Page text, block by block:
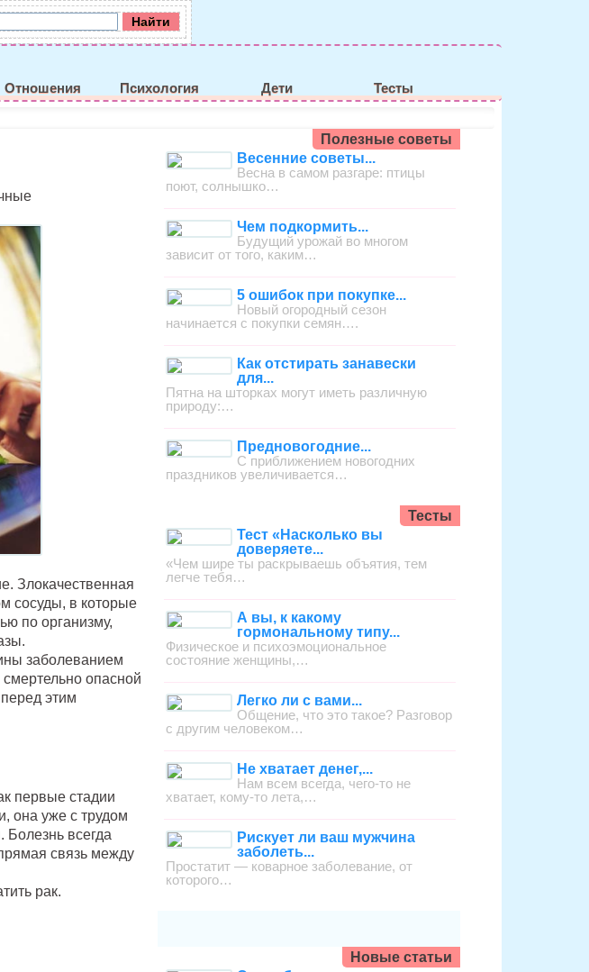
Отношения Психология Дети Тесты
Злокачественная
сосуды, в которые
по организму,
заболеванием
опасной
этим
первые стадии
она уже с трудом
Болезнь всегда
связь между
рак.
Полезные советы
Весенние советы...
Весна в самом разгаре: птицы
поют, солнышко…
Чем подкормить...
Будущий урожай во многом
зависит от того, каким…
5 ошибок при покупке...
Новый огородный сезон
начинается с покупки семян….
Как отстирать занавески
для...
Пятна на шторках могут иметь различную
природу:…
Предновогодние...
С приближением новогодних
праздников увеличивается…
Тесты
Тест «Насколько вы
доверяете...
«Чем шире ты раскрываешь объятия, тем
легче тебя…
А вы, к какому
гормональному типу...
Физическое и психоэмоциональное
состояние женщины,…
Легко ли с вами...
Общение, что это такое? Разговор
с другим человеком…
Не хватает денег,...
Нам всем всегда, чего-то не
хватает, кому-то лета,…
Рискует ли ваш мужчина
заболеть...
Простатит — коварное заболевание, от
которого…
Новые статьи